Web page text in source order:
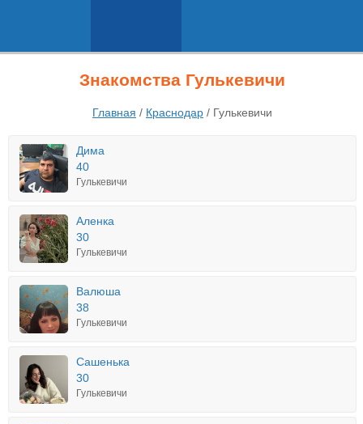
Знакомства Гулькевичи
Главная / Краснодар / Гулькевичи
Дима
40
Гулькевичи
Аленка
30
Гулькевичи
Валюша
38
Гулькевичи
Сашенька
30
Гулькевичи